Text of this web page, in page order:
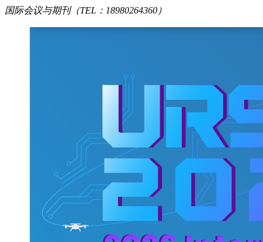
国际会议与期刊（TEL：18980264360）